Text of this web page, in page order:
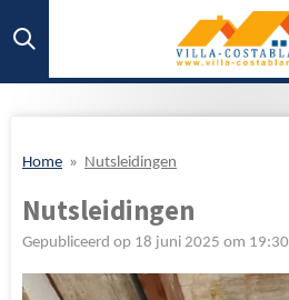
direct
Home » Nutsleidingen
Nutsleidingen
Gepubliceerd op 18 juni 2025 om 19:30